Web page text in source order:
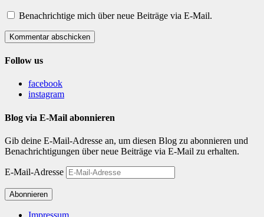
Benachrichtige mich über neue Beiträge via E-Mail.
Kommentar abschicken
Follow us
facebook
instagram
Blog via E-Mail abonnieren
Gib deine E-Mail-Adresse an, um diesen Blog zu abonnieren und
Benachrichtigungen über neue Beiträge via E-Mail zu erhalten.
E-Mail-Adresse
Abonnieren
Impressum